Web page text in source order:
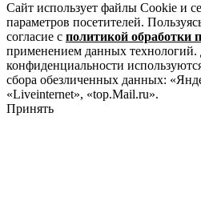
Сайт использует файлы Cookie и
параметров посетителей.
согласие с политикой обработки
применением данных технологий.
конфиденциальности
сбора обезличенных данных:
«Liveinternet», «top.Mail.ru».
Принять